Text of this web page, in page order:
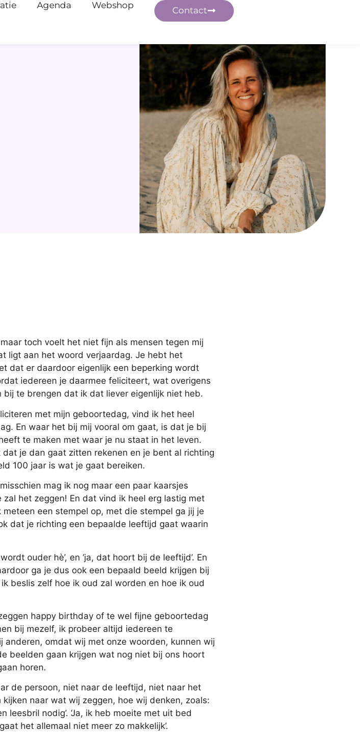
Agenda Webshop Contact
toch voelt het niet fijn als mensen tegen mij
ligt aan het woord verjaardag. Je hebt het
dat er daardoor eigenlijk een beperking wordt
iedereen je daarmee feliciteert, wat overigens
te brengen dat ik dat liever eigenlijk niet heb.
met mijn geboortedag, vind ik het heel
En waar het bij mij vooral om gaat, is dat je bij
te maken met waar je nu staat in het leven.
je dan gaat zitten rekenen en je bent al richting
100 jaar is wat je gaat bereiken.
mag ik nog maar een paar kaarsjes
het zeggen! En dat vind ik heel erg lastig met
een stempel op, met die stempel ga jij je
dat je richting een bepaalde leeftijd gaat waarin
ouder hè’, en ‘ja, dat hoort bij de leeftijd’. En
ga je dus ook een bepaald beeld krijgen bij
beslis zelf hoe ik oud zal worden en hoe ik oud
happy birthday of te wel fijne geboortedag
bij mezelf, ik probeer altijd iedereen te
omdat wij met onze woorden, kunnen wij
beelden gaan krijgen wat nog niet bij ons hoort
horen.
de persoon, niet naar de leeftijd, niet naar het
naar wat wij zeggen, hoe wij denken, zoals:
nodig’. ‘Ja, ik heb moeite met uit bed
het allemaal niet meer zo makkelijk’.